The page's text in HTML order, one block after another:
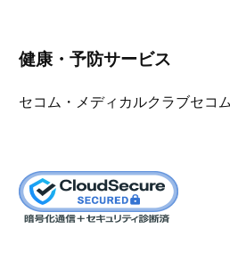
健康・予防サービス
セコム・メディカルクラブセコ